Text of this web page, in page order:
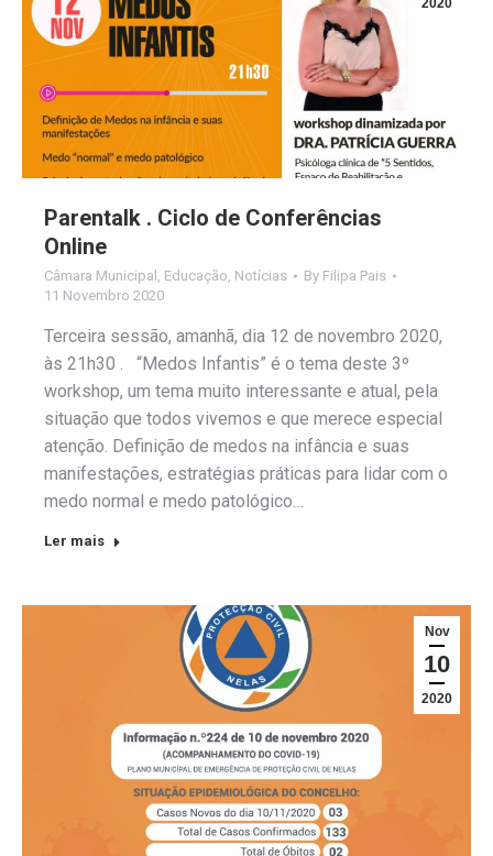
2020
Parentalk . Ciclo de Conferências
Online
Câmara Municipal , Educação, Notícias By Filipa Pais
11 Novembro 2020
Terceira sessão, amanhã, dia 12 de novembro 2020,
às 21h30 . “Medos Infantis” é o tema deste 3º
workshop, um tema muito interessante e atual, pela
situação que todos vivemos e que merece especial
atenção. Definição de medos na infância e suas
manifestações, estratégias práticas para lidar com o
medo normal e medo patológico…
Ler mais
Nov
10
2020